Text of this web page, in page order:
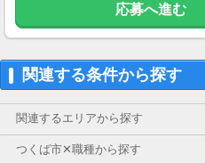
応募へ進む
関連する条件から探す
関連するエリアから探す
つくば市✕職種から探す